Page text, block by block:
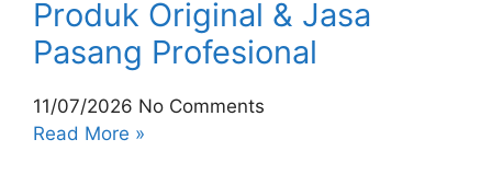
Produk Original & Jasa
Pasang Profesional
11/07/2026 No Comments
Read More »